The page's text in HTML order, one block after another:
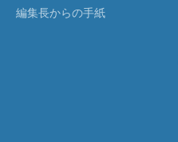
編集長からの手紙